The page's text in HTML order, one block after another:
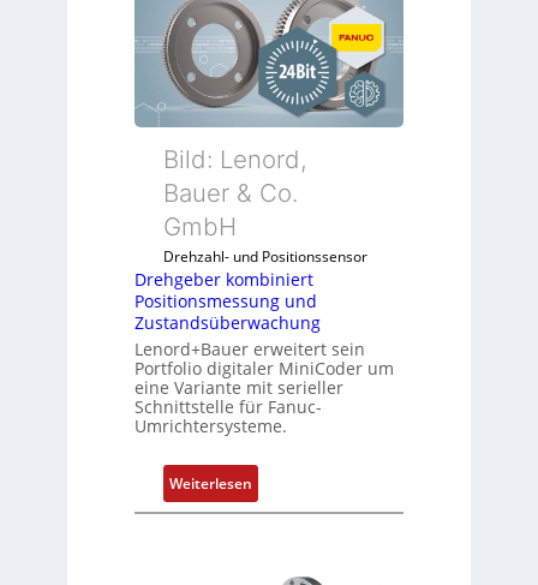
n
g
k
o
i
i
e
r
n
5
G
a
u
e
n
s
p
b
e
r
r
y
i
g
e
b
e
r
o
m
n
i
e
r
t
P
o
t
Bild: Lenord,
Bauer & Co.
GmbH
Drehzahl- und Positionssensor
Drehgeber kombiniert
Positionsmessung und
Zustandsüberwachung
Lenord+Bauer erweitert sein
Portfolio digitaler MiniCoder um
eine Variante mit serieller
Schnittstelle für Fanuc-
Umrichtersysteme.
Weiterlesen:
D